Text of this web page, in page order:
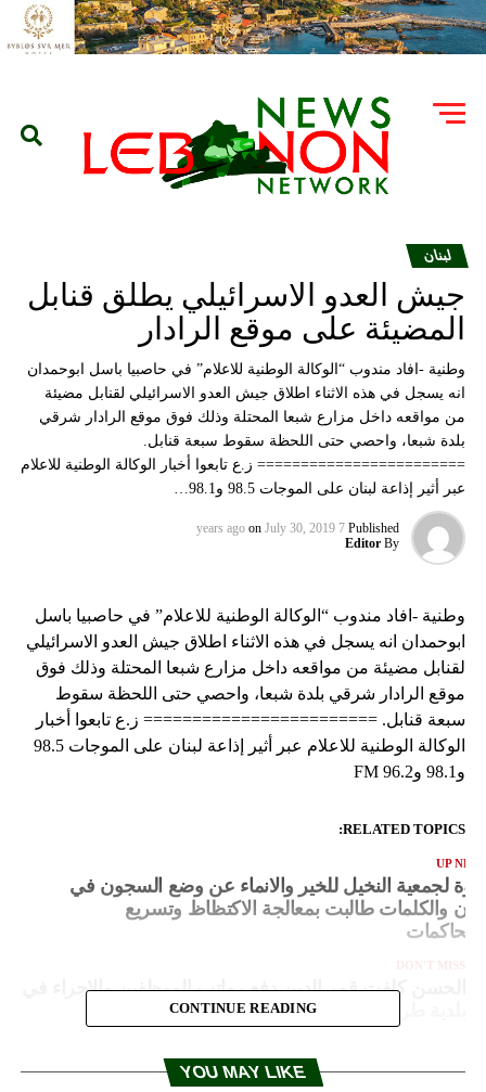
لبنان
جيش العدو الاسرائيلي يطلق قنابل
المضيئة على موقع الرادار
وطنية -افاد مندوب “الوكالة الوطنية للاعلام” في حاصبيا باسل ابوحمدان
انه يسجل في هذه الاثناء اطلاق جيش العدو الاسرائيلي لقنابل مضيئة
من مواقعه داخل مزارع شبعا المحتلة وذلك فوق موقع الرادار شرقي
بلدة شبعا، واحصي حتى اللحظة سقوط سبعة قنابل.
======================== ز.ع تابعوا أخبار الوكالة الوطنية للاعلام
عبر أثير إذاعة لبنان على الموجات 98.5 و98.1…
Published
7 years ago
on July 30, 2019
By
Editor
وطنية -افاد مندوب “الوكالة الوطنية للاعلام” في حاصبيا باسل
ابوحمدان انه يسجل في هذه الاثناء اطلاق جيش العدو الاسرائيلي
لقنابل مضيئة من مواقعه داخل مزارع شبعا المحتلة وذلك فوق
موقع الرادار شرقي بلدة شبعا، واحصي حتى اللحظة سقوط
سبعة قنابل. ======================== ز.ع تابعوا أخبار
الوكالة الوطنية للاعلام عبر أثير إذاعة لبنان على الموجات 98.5
و98.1 و96.2 FM
RELATED TOPICS:
UP
لجمعية النخيل للخير والانماء عن وضع السجون في
والكلمات طالبت بمعالجة الاكتظاظ وتسريع
DON'T MISS
الحسن كلفت قمر الدين دفع رواتب الموظفين والاجراء في
CONTINUE READING
YOU MAY LIKE